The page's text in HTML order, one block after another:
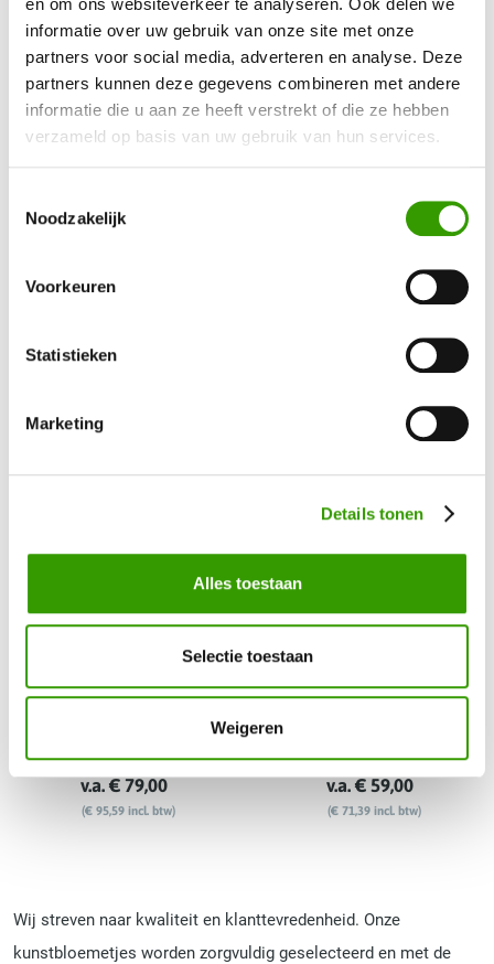
informatie over uw gebruik van onze site met onze
partners voor social media, adverteren en analyse. Deze
partners kunnen deze gegevens combineren met andere
informatie die u aan ze heeft verstrekt of die ze hebben
verzameld op basis van uw gebruik van hun services.
Noodzakelijk
Voorkeuren
Statistieken
Marketing
Details tonen
Alles toestaan
Selectie toestaan
Weigeren
v.a. € 49,00
Boeket XL Colourful Rebel
v.a. € 79,00
(€ 95,59 incl. btw)
Boeket Pretty Powerful
v.a. € 59,00
(€ 71,39 incl. btw)
Wij streven naar kwaliteit en klanttevredenheid. Onze
kunstbloemetjes worden zorgvuldig geselecteerd en met de